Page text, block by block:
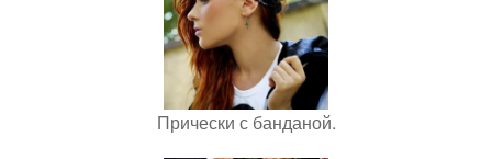
Прически с банданой.